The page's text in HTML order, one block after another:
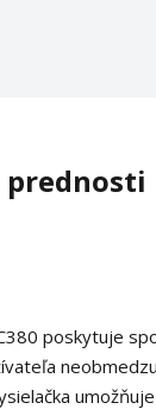
prednosti
poskytuje